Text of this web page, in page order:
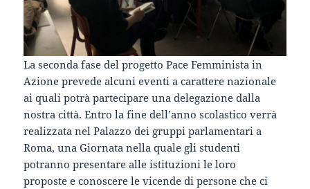
La seconda fase del progetto Pace Femminista in
Azione prevede alcuni eventi a carattere nazionale
ai quali potrà partecipare una delegazione dalla
nostra città. Entro la fine dell’anno scolastico verrà
realizzata nel Palazzo dei gruppi parlamentari a
Roma, una Giornata nella quale gli studenti
potranno presentare alle istituzioni le loro
proposte e conoscere le vicende di persone che ci